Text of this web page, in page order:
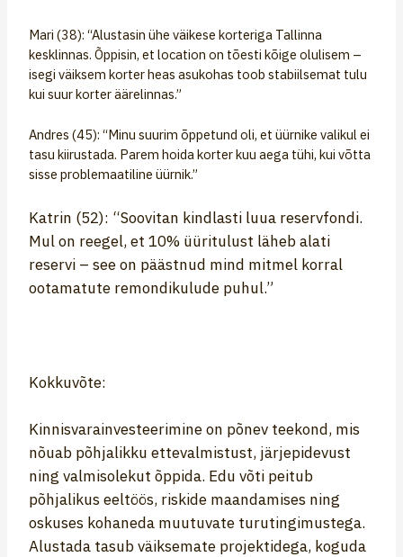
Mari (38): “Alustasin ühe väikese korteriga Tallinna
kesklinnas. Õppisin, et location on tõesti kõige olulisem –
isegi väiksem korter heas asukohas toob stabiilsemat tulu
kui suur korter äärelinnas.”
Andres (45): “Minu suurim õppetund oli, et üürnike valikul ei
tasu kiirustada. Parem hoida korter kuu aega tühi, kui võtta
sisse problemaatiline üürnik.”
Katrin (52): “Soovitan kindlasti luua reservfondi.
Mul on reegel, et 10% üüritulust läheb alati
reservi – see on päästnud mind mitmel korral
ootamatute remondikulude puhul.”
Kokkuvõte:
Kinnisvarainvesteerimine on põnev teekond, mis
nõuab põhjalikku ettevalmistust, järjepidevust
ning valmisolekut õppida. Edu võti peitub
põhjalikus eeltöös, riskide maandamises ning
oskuses kohaneda muutuvate turutingimustega.
Alustada tasub väiksemate projektidega, koguda